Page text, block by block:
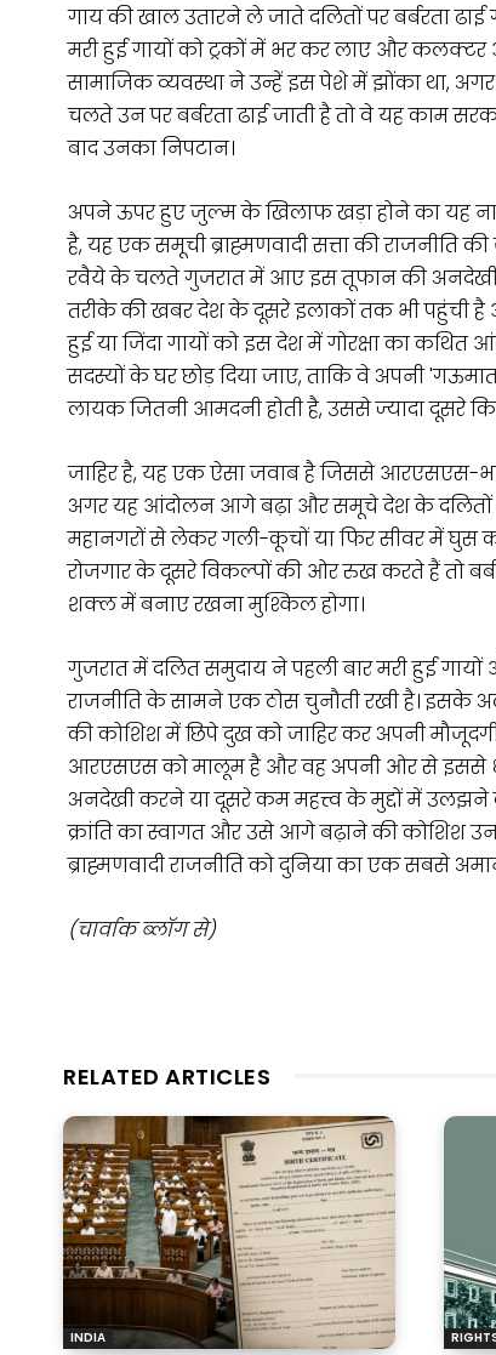
गाय की खाल उतारने ले जाते दलितों पर बर्बरता
मरी हुई गायों को ट्रकों में भर कर लाए और
सामाजिक व्यवस्था ने उन्हें इस पेशे में झोंका था,
चलते उन पर बर्बरता ढाई जाती है तो वे यह काम
बाद उनका निपटान।
अपने ऊपर हुए जुल्म के खिलाफ खड़ा होने का यह
है, यह एक समूची ब्राह्मणवादी सत्ता की राजनीति
रवैये के चलते गुजरात में आए इस तूफान की अनदेखी
तरीके की खबर देश के दूसरे इलाकों तक भी पहुंची
हुई या जिंदा गायों को इस देश में गोरक्षा का
सदस्यों के घर छोड़ दिया जाए, ताकि वे अपनी
लायक जितनी आमदनी होती है, उससे ज्यादा दूसरे
जाहिर है, यह एक ऐसा जवाब है जिससे आरएसएस-
अगर यह आंदोलन आगे बढ़ा और समूचे देश के दलितों
महानगरों से लेकर गली-कूचों या फिर सीवर में घुस
रोजगार के दूसरे विकल्पों की ओर रुख करते हैं तो
शक्ल में बनाए रखना मुश्किल होगा।
गुजरात में दलित समुदाय ने पहली बार मरी हुई
राजनीति के सामने एक ठोस चुनौती रखी है।
की कोशिश में छिपे दुख को जाहिर कर अपनी
आरएसएस को मालूम है और वह अपनी ओर से इससे
अनदेखी करने या दूसरे कम महत्त्व के मुद्दों में
क्रांति का स्वागत और उसे आगे बढ़ाने की कोशिश
ब्राह्मणवादी राजनीति को दुनिया का एक सबसे
(चार्वाक ब्लॉग से)
RELATED ARTICLES
INDIA